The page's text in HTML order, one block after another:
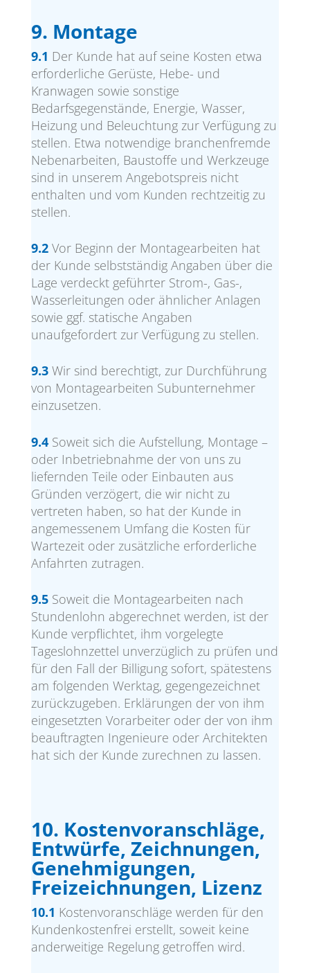
9. Montage
9.1 Der Kunde hat auf seine Kosten etwa
erforderliche Gerüste, Hebe- und
Kranwagen sowie sonstige
Bedarfsgegenstände, Energie, Wasser,
Heizung und Beleuchtung zur Verfügung zu
stellen. Etwa notwendige branchenfremde
Nebenarbeiten, Baustoffe und Werkzeuge
sind in unserem Angebotspreis nicht
enthalten und vom Kunden rechtzeitig zu
stellen.
9.2Vor Beginn der Montagearbeiten hat
der Kunde selbstständig Angaben über die
Lage verdeckt geführter Strom-, Gas-,
Wasserleitungen oder ähnlicher Anlagen
sowie ggf. statische Angaben
unaufgefordert zur Verfügung zu stellen.
9.3Wir sind berechtigt, zur Durchführung
von Montagearbeiten Subunternehmer
einzusetzen.
9.4Soweit sich die Aufstellung, Montage –
oder Inbetriebnahme der von uns zu
liefernden Teile oder Einbauten aus
Gründen verzögert, die wir nicht zu
vertreten haben, so hat der Kunde in
angemessenem Umfang die Kosten für
Wartezeit oder zusätzliche erforderliche
Anfahrten zutragen.
9.5Soweit die Montagearbeiten nach
Stundenlohn abgerechnet werden, ist der
Kunde verpflichtet, ihm vorgelegte
Tageslohnzettel unverzüglich zu prüfen und
für den Fall der Billigung sofort, spätestens
am folgenden Werktag, gegengezeichnet
zurückzugeben. Erklärungen der von ihm
eingesetzten Vorarbeiter oder der von ihm
beauftragten Ingenieure oder Architekten
hat sich der Kunde zurechnen zu lassen.
10. Kostenvoranschläge,
Entwürfe, Zeichnungen,
Genehmigungen,
Freizeichnungen, Lizenz
10.1 Kostenvoranschläge werden für den
Kundenkostenfrei erstellt, soweit keine
anderweitige Regelung getroffen wird.